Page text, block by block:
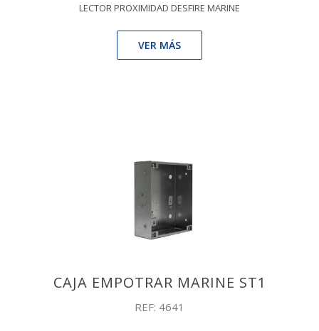
LECTOR PROXIMIDAD DESFIRE MARINE
VER MÁS
CAJA EMPOTRAR MARINE ST1
REF: 4641